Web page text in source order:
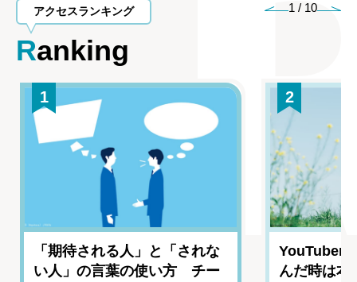
アクセスランキング
Ranking
1 / 10
1
「期待される人」と「されな
い人」の言葉の使い方 チー
2
YouTuber
んだ時は